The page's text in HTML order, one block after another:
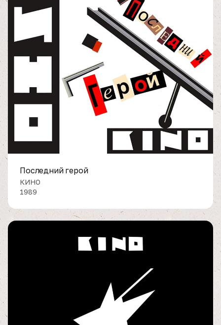
Последний герой
КИНО
1989